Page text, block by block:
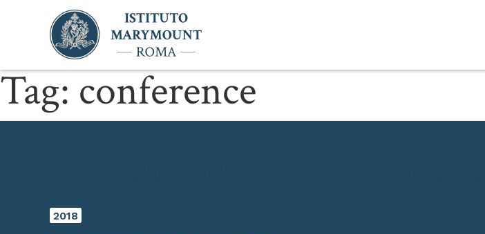
Tag: conference
2018